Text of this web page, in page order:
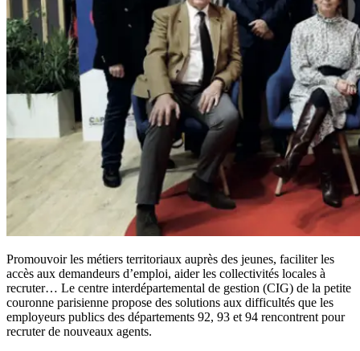
Promouvoir les métiers territoriaux auprès des jeunes, faciliter les
accès aux demandeurs d’emploi, aider les collectivités locales à
recruter… Le centre interdépartemental de gestion (CIG) de la petite
couronne parisienne propose des solutions aux difficultés que les
employeurs publics des départements 92, 93 et 94 rencontrent pour
recruter de nouveaux agents.